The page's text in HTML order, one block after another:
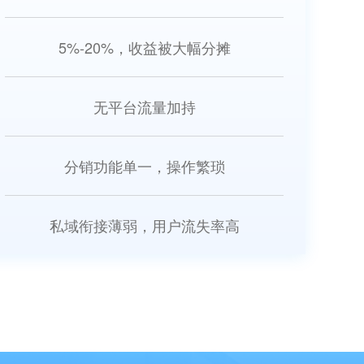
5%-20%，收益被大幅分摊
无平台流量加持
分销功能单一，操作繁琐
私域衔接薄弱，用户流失率高